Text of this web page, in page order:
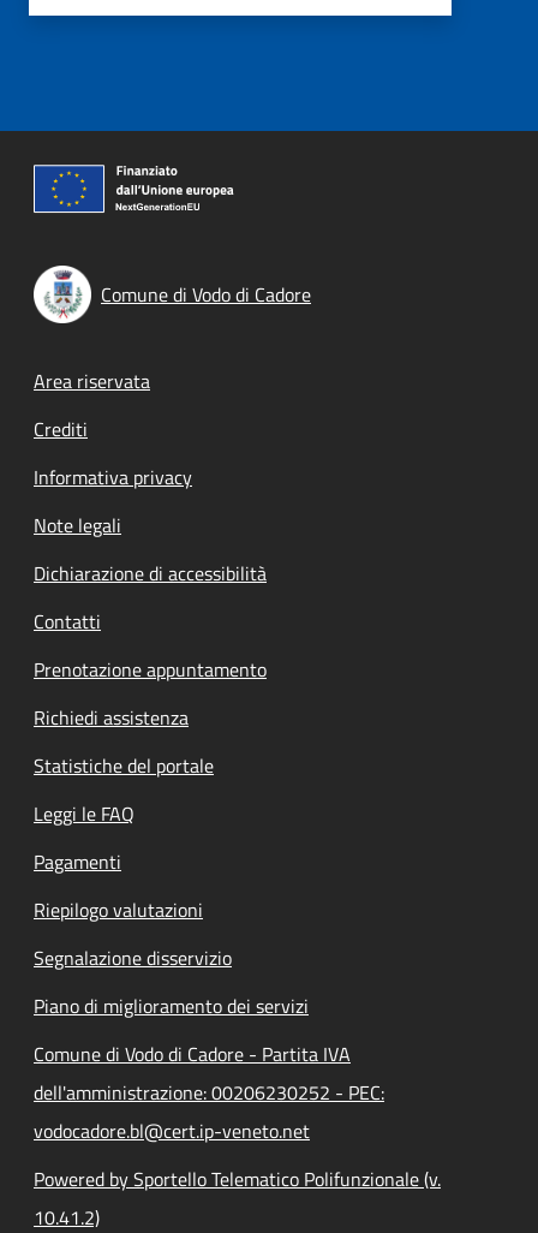
Comune di Vodo di Cadore
Footer menu
Area riservata
Crediti
Informativa privacy
Note legali
Dichiarazione di accessibilità
Contatti
Prenotazione appuntamento
Richiedi assistenza
Statistiche del portale
Leggi le FAQ
Pagamenti
Riepilogo valutazioni
Segnalazione disservizio
Piano di miglioramento dei servizi
Comune di Vodo di Cadore - Partita IVA
dell'amministrazione: 00206230252 - PEC:
vodocadore.bl@cert.ip-veneto.net
Powered by Sportello Telematico Polifunzionale (v.
10.41.2)